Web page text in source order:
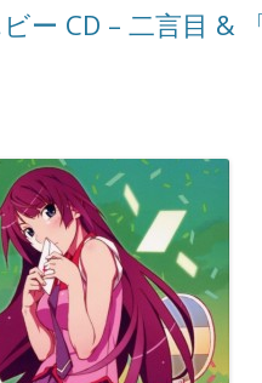
ー CD – 二言目 &